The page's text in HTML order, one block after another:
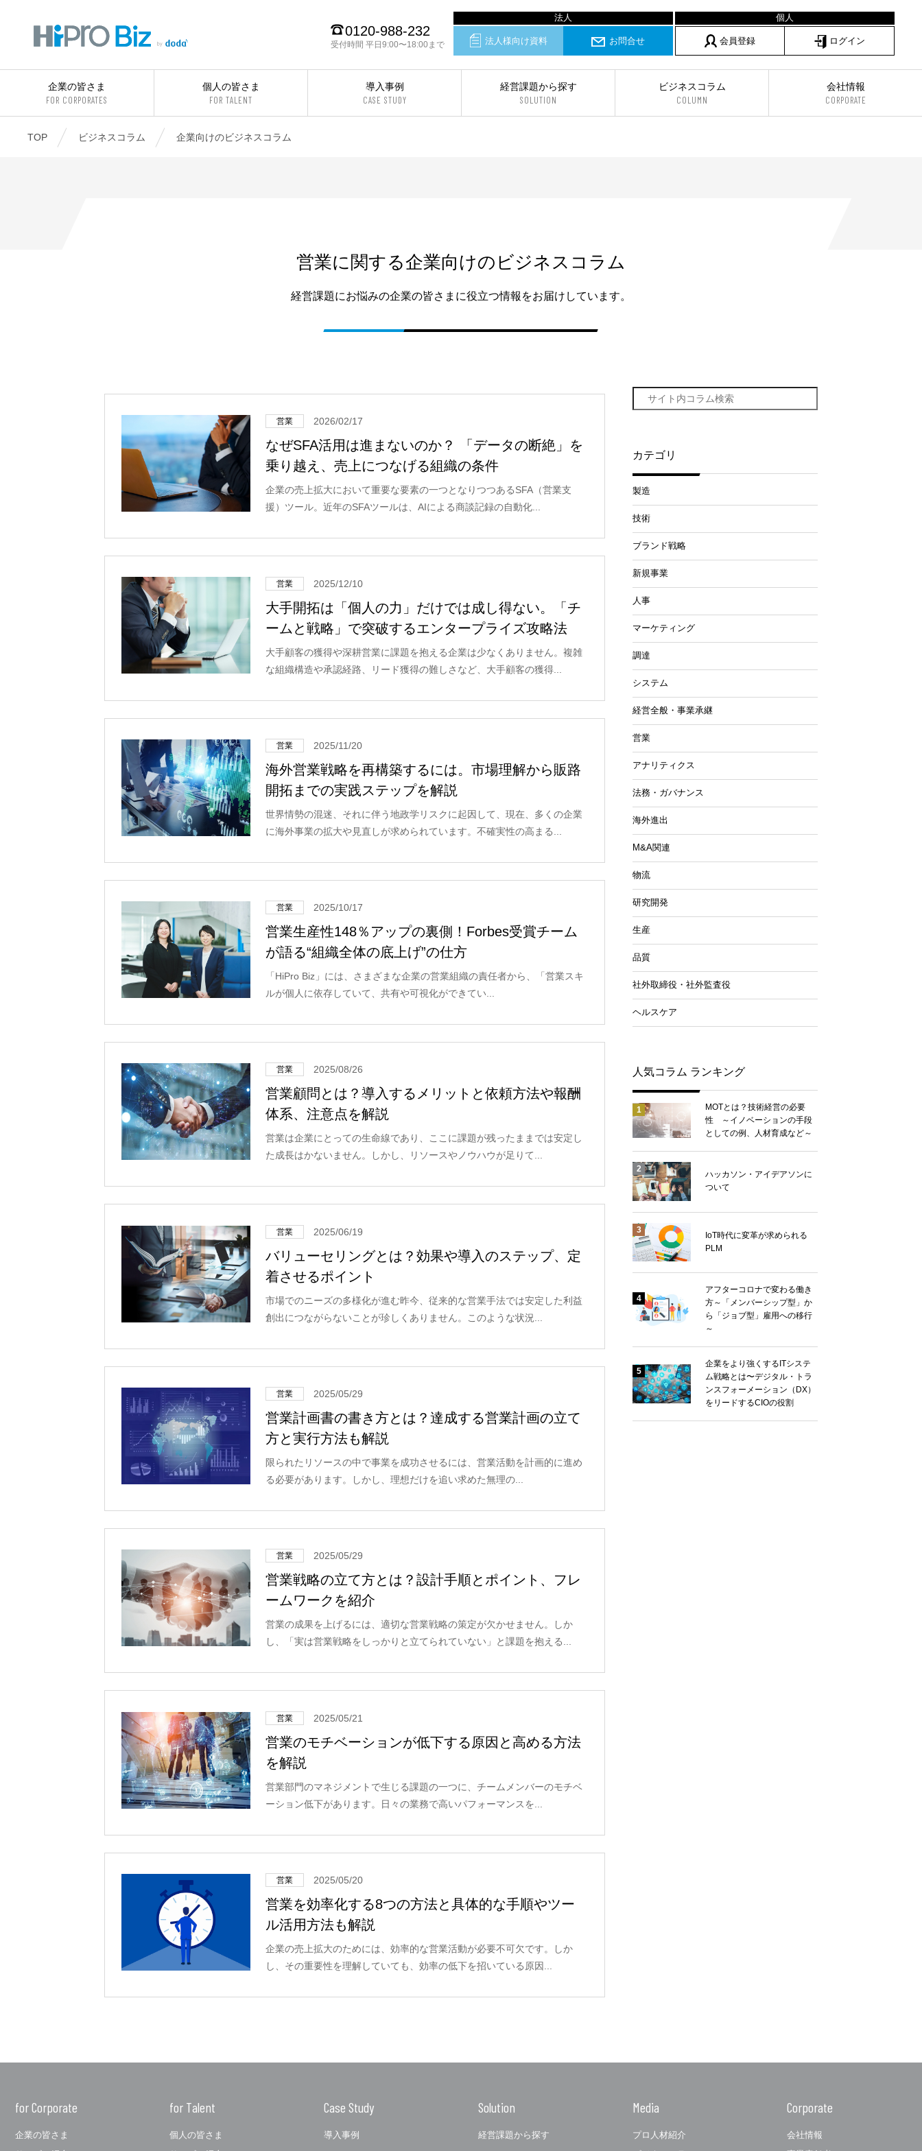
0120-988-232
受付時間 平日9:00〜18:00まで 法人様向け資料 お問合せ 会員登録 ログイン
企業の皆さま
FOR CORPORATES
個人の皆さま
FOR TALENT
導入事例
CASE STUDY
経営課題から探す
SOLUTION
ビジネスコラム
COLUMN
会社情報
CORPORATE
TOP ビジネスコラム 企業向けのビジネスコラム
営業に関する企業向けのビジネスコラム
経営課題にお悩みの企業の皆さまに役立つ情報をお届けしています。
営業 2026/02/17
なぜSFA活用は進まないのか？ 「データの断絶」を
乗り越え、売上につなげる組織の条件
企業の売上拡大において重要な要素の一つとなりつつあるSFA（営業支
援）ツール。近年のSFAツールは、AIによる商談記録の自動化...
営業 2025/12/10
大手開拓は「個人の力」だけでは成し得ない。「チ
ームと戦略」で突破するエンタープライズ攻略法
大手顧客の獲得や深耕営業に課題を抱える企業は少なくありません。複雑
な組織構造や承認経路、リード獲得の難しさなど、大手顧客の獲得...
営業 2025/11/20
海外営業戦略を再構築するには。市場理解から販路
開拓までの実践ステップを解説
世界情勢の混迷、それに伴う地政学リスクに起因して、現在、多くの企業
に海外事業の拡大や見直しが求められています。不確実性の高まる...
営業 2025/10/17
営業生産性148％アップの裏側！Forbes受賞チーム
が語る“組織全体の底上げ”の仕方
「HiPro Biz」には、さまざまな企業の営業組織の責任者から、「営業スキ
ルが個人に依存していて、共有や可視化ができてい...
営業 2025/08/26
営業顧問とは？導入するメリットと依頼方法や報酬
体系、注意点を解説
営業は企業にとっての生命線であり、ここに課題が残ったままでは安定し
た成長はかないません。しかし、リソースやノウハウが足りて...
営業 2025/06/19
バリューセリングとは？効果や導入のステップ、定
着させるポイント
市場でのニーズの多様化が進む昨今、従来的な営業手法では安定した利益
創出につながらないことが珍しくありません。このような状況...
営業 2025/05/29
営業計画書の書き方とは？達成する営業計画の立て
方と実行方法も解説
限られたリソースの中で事業を成功させるには、営業活動を計画的に進め
る必要があります。しかし、理想だけを追い求めた無理の...
営業 2025/05/29
営業戦略の立て方とは？設計手順とポイント、フレ
ームワークを紹介
営業の成果を上げるには、適切な営業戦略の策定が欠かせません。しか
し、「実は営業戦略をしっかりと立てられていない」と課題を抱える...
営業 2025/05/21
営業のモチベーションが低下する原因と高める方法
を解説
営業部門のマネジメントで生じる課題の一つに、チームメンバーのモチベ
ーション低下があります。日々の業務で高いパフォーマンスを...
営業 2025/05/20
営業を効率化する8つの方法と具体的な手順やツー
ル活用方法も解説
企業の売上拡大のためには、効率的な営業活動が必要不可欠です。しか
し、その重要性を理解していても、効率の低下を招いている原因...
カテゴリ
製造
技術
ブランド戦略
新規事業
人事
マーケティング
調達
システム
経営全般・事業承継
営業
アナリティクス
法務・ガバナンス
海外進出
M&A関連
物流
研究開発
生産
品質
社外取締役・社外監査役
ヘルスケア
人気コラム ランキング
1
MOTとは？技術経営の必要
性 ～イノベーションの手段
としての例、人材育成など～
2
ハッカソン・アイデアソンに
ついて
3
IoT時代に変革が求められる
PLM
4
アフターコロナで変わる働き
方～「メンバーシップ型」か
ら「ジョブ型」雇用への移行
～
5
企業をより強くするITシステ
ム戦略とは〜デジタル・トラ
ンスフォーメーション（DX）
をリードするCIOの役割
for Corporate
企業の皆さま
for Talent
個人の皆さま
Case Study
導入事例
Solution
経営課題から探す
Media
プロ人材紹介
Corporate
会社情報